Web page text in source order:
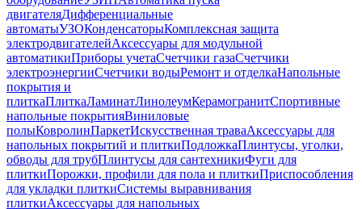
двигателяДифференциальные
автоматыУЗОКонденсаторыКомплексная защита
электродвигателейАксессуары для модульной
автоматикиПриборы учетаСчетчики газаСчетчики
электроэнергииСчетчики водыРемонт и отделкаНапольные
покрытия и
плиткаПлиткаЛаминатЛинолеумКерамогранитСпортивные
напольные покрытияВиниловые
полыКовролинПаркетИскусственная траваАксессуары для
напольных покрытий и плиткиПодложкаПлинтусы, уголки,
обводы для трубПлинтусы для сантехникиФуги для
плиткиПорожки, профили для пола и плиткиПриспособления
для укладки плиткиСистемы выравнивания
плиткиАксессуары для напольных